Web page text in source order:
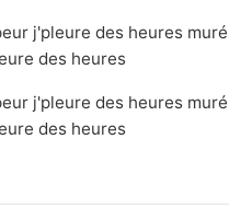
j'pleure des heures
des heures
j'pleure des heures
des heures